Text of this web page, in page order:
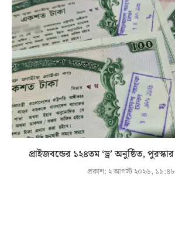
প্রাইজবন্ডের ১২৪তম ‘ড্র’ অনুষ্ঠিত,
প্রকাশ: ২ আগস্ট ২০২৬, ১৯:৪৮